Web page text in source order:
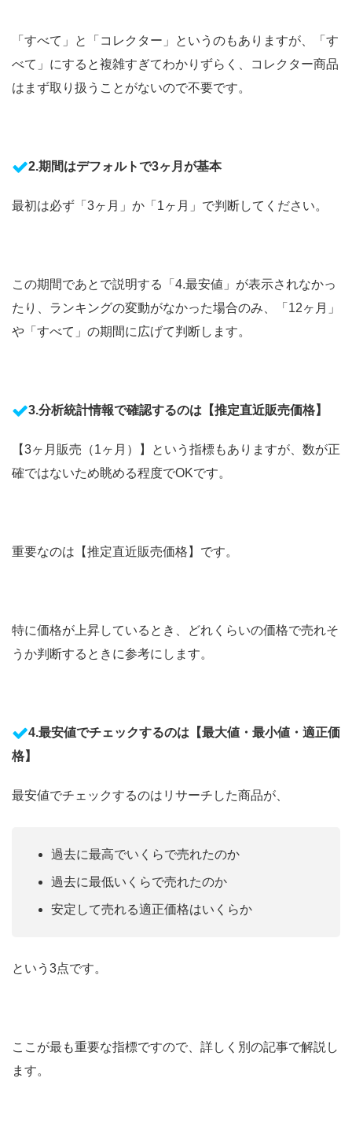
「すべて」と「コレクター」というのもありますが、「す
べて」にすると複雑すぎてわかりずらく、コレクター商品
はまず取り扱うことがないので不要です。
2.期間はデフォルトで3ヶ月が基本
最初は必ず「3ヶ月」か「1ヶ月」で判断してください。
この期間であとで説明する「4.最安値」が表示されなかっ
たり、ランキングの変動がなかった場合のみ、「12ヶ月」
や「すべて」の期間に広げて判断します。
3.分析統計情報で確認するのは【推定直近販売価格】
【3ヶ月販売（1ヶ月）】という指標もありますが、数が正
確ではないため眺める程度でOKです。
重要なのは【推定直近販売価格】です。
特に価格が上昇しているとき、どれくらいの価格で売れそ
うか判断するときに参考にします。
4.最安値でチェックするのは【最大値・最小値・適正価
格】
最安値でチェックするのはリサーチした商品が、
過去に最高でいくらで売れたのか
過去に最低いくらで売れたのか
安定して売れる適正価格はいくらか
という3点です。
ここが最も重要な指標ですので、詳しく別の記事で解説し
ます。